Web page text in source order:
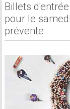
Billets
pour le
prévente